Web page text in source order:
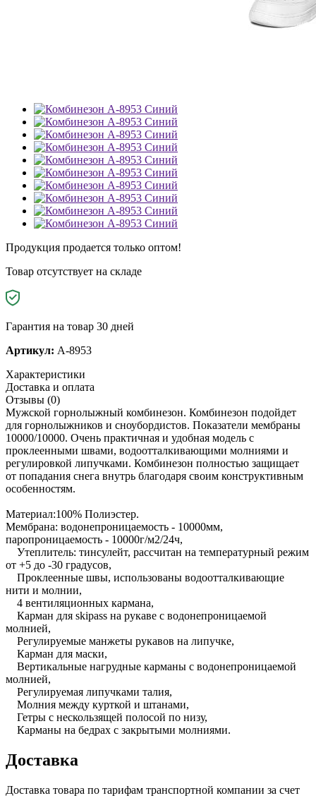
Продукция продается только оптом!
Товар отсутствует на складе
Гарантия на товар 30 дней
Артикул: A-8953
Характеристики
Доставка и оплата
Отзывы (0)
Мужской горнолыжный комбинезон. Комбинезон подойдет
для горнолыжников и сноубордистов. Показатели мембраны
10000/10000. Очень практичная и удобная модель с
проклеенными швами, водоотталкивающими молниями и
регулировкой липучками. Комбинезон полностью защищает
от попадания снега внутрь благодаря своим конструктивным
особенностям.
Материал:100% Полиэстер.
Мембрана: водонепроницаемость - 10000мм,
паропроницаемость - 10000г/м2/24ч,
Утеплитель: тинсулейт, рассчитан на температурный режим
от +5 до -30 градусов,
Проклеенные швы, использованы водоотталкивающие
нити и молнии,
4 вентиляционных кармана,
Карман для skipass на рукаве с водонепроницаемой
молнией,
Регулируемые манжеты рукавов на липучке,
Карман для маски,
Вертикальные нагрудные карманы с водонепроницаемой
молнией,
Регулируемая липучками талия,
Молния между курткой и штанами,
Гетры с нескользящей полосой по низу,
Карманы на бедрах с закрытыми молниями.
Доставка
Доставка товара по тарифам транспортной компании за счет